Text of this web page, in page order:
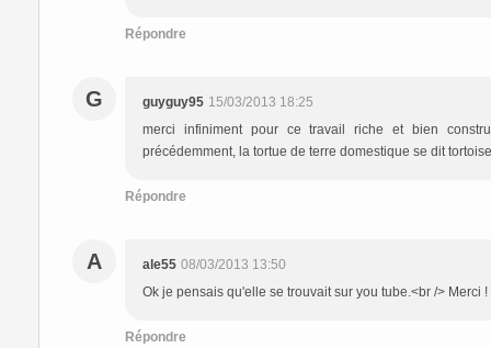
Répondre
G guyguy95 15/03/2013 18:25
merci infiniment pour ce travail riche et bien
précédemment, la tortue de terre domestique se dit
Répondre
A ale55 08/03/2013 13:50
Ok je pensais qu'elle se trouvait sur you tube.<br /> Merci !
Répondre